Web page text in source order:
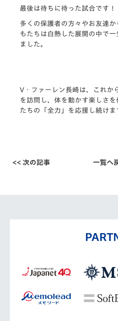
最後は待ちに待った試合です！
多くの保護者の方々やお友達
もたちは白熱した展開の中で
ました。
V・ファーレン長崎は、これか
を訪問し、体を動かす楽しさ
たちの「全力」を応援し続けま
<< 次の記事 一覧へ